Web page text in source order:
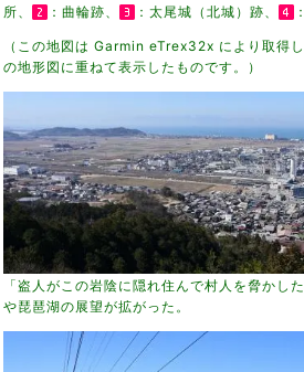
所、
：曲輪跡、 ：太尾城（北城）跡、
（この地図は Garmin eTrex32x により取得
の地形図に重ねて表示したものです。）
「盗人がこの岩陰に隠れ住んで村人を脅かし
や琵琶湖の展望が拡がった。